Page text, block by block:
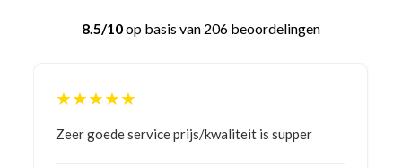
8.5/10op basis van 206 beoordelingen
★★★★★
Bestelling gedaan vanwege goede prijzen en